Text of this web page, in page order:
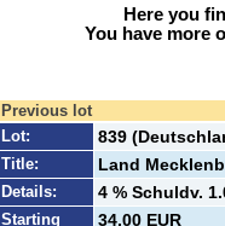
Here you
You have more
Previous lot
Lot:
839
Title: Land
Details: 4 % Schuldv.
Starting
34,00 EUR